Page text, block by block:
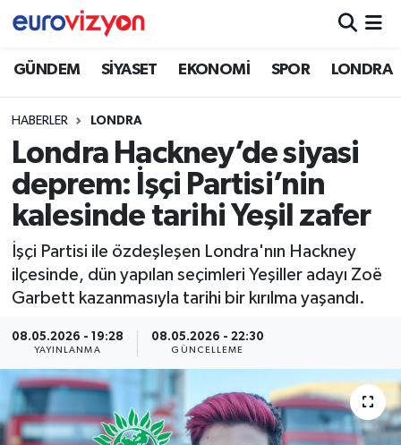
GÜNDEM SİYASET EKONOMİ SPOR LONDRA
HABERLER LONDRA
Londra Hackney’de siyasi
deprem: İşçi Partisi’nin
kalesinde tarihi Yeşil zafer
İşçi Partisi ile özdeşleşen Londra'nın Hackney
ilçesinde, dün yapılan seçimleri Yeşiller adayı Zoë
Garbett kazanmasıyla tarihi bir kırılma yaşandı.
08.05.2026 - 19:28
YAYINLANMA
08.05.2026 - 22:30
GÜNCELLEME